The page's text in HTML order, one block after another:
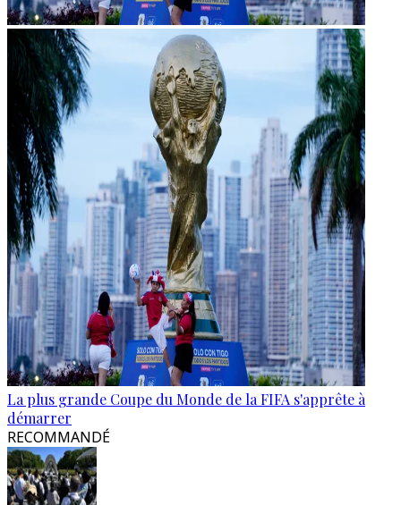
La plus grande Coupe du Monde de la FIFA s'apprête à
démarrer
RECOMMANDÉ